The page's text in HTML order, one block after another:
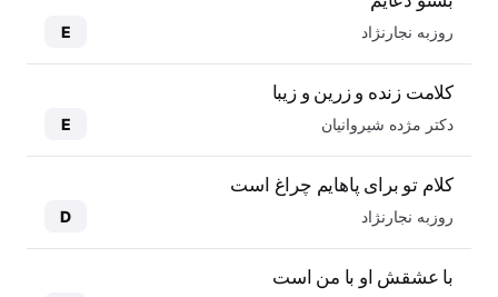
روزبه نجارنژاد E
کلامت زنده و زرین و زیبا
دکتر مژده شیروانیان E
کلام تو برای پاهایم چراغ است
روزبه نجارنژاد D
با عشقش او با من است